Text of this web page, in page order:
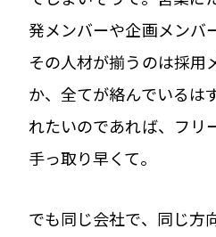
発メンバーや企画メンバ
その人材が揃うのは採用
か、全てが絡んでいるは
れたいのであれば、フリ
手っ取り早くて。
でも同じ会社で、同じ方